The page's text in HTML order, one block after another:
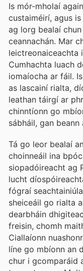
Is mór-mholaí
custaiméirí, agus
ag lorg bealaí
ceannachán. Mar
leictreonaiceachta
Cumhachta luach
iomaíocha ar fáil.
as lascainí rialta,
leathan táirgí ar
chinntíonn go
sábháil, gan
Tá go leor bealaí
choinneáil ina
siopadóireacht ag
lucht
fógraí
sheiceáil go rialta
dearbháin
freisin, chomh
Ciallaíonn
líne go mbíonn an
chur i gcomparáid